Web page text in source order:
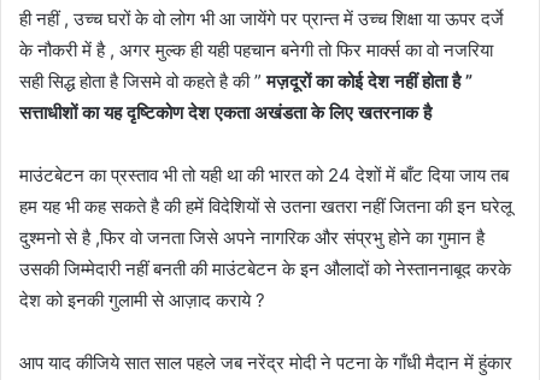
ही नहीं , उच्च घरों के वो लोग भी आ जायेंगे पर प्रान्त में उच्च शिक्षा या ऊपर दर्जे
के नौकरी में है , अगर मुल्क ही यही पहचान बनेगी तो फिर मार्क्स का वो नजरिया
सही सिद्ध होता है जिसमे वो कहते है की ”मज़दूरों का कोई देश नहीं होता है ”
सत्ताधीशों का यह दृष्टिकोण देश एकता अखंडता के लिए खतरनाक है
माउंटबेटन का प्रस्ताव भी तो यही था की भारत को 24 देशों में बाँट दिया जाय तब
हम यह भी कह सकते है की हमें विदेशियों से उतना खतरा नहीं जितना की इन घरेलू
दुश्मनो से है ,फिर वो जनता जिसे अपने नागरिक और संप्रभु होने का गुमान है
उसकी जिम्मेदारी नहीं बनती की माउंटबेटन के इन औलादों को नेस्ताननाबूद करके
देश को इनकी गुलामी से आज़ाद कराये ?
आप याद कीजिये सात साल पहले जब नरेंद्र मोदी ने पटना के गाँधी मैदान में हुंकार